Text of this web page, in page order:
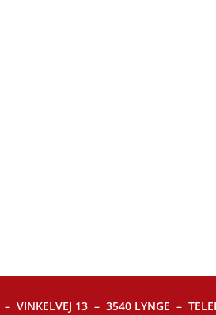
– VINKELVEJ 13 – 3540 LYNGE –